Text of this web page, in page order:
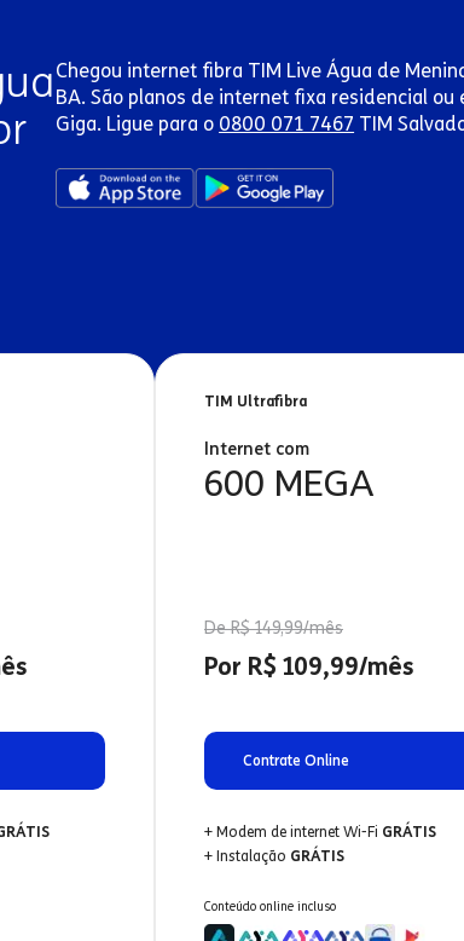
Chegou internet fibra TIM Live Água de
BA. São planos de internet fixa residencial
Giga. Ligue para o 0800 071 7467 TIM
TIM Ultrafibra
Internet com
600 MEGA
De R$ 149,99/mês
Por R$ 109,99/mês
Contrate Online
+ Modem de internet Wi-Fi GRÁTIS
+ Instalação GRÁTIS
Conteúdo online incluso